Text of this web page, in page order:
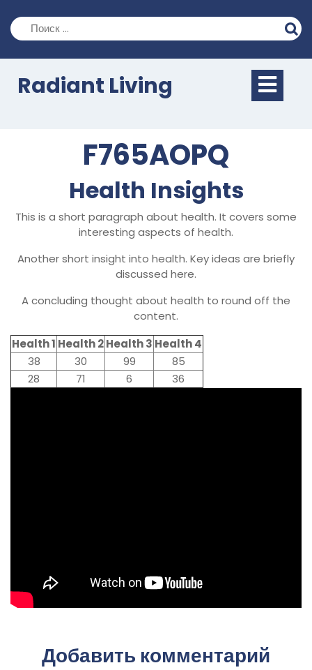
содержимому
Radiant Living
F765AOPQ
Health Insights
This is a short paragraph about health. It covers some
interesting aspects of health.
Another short insight into health. Key ideas are briefly
discussed here.
A concluding thought about health to round off the
content.
Health 1 Health 2Health 3 Health 4
38
30 99
85
28
71 6 36
Добавить комментарий